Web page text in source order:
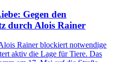
Gegen den
durch Alois Rainer
Rainer blockiert notwendige
aktiv die Lage für Tiere. Das